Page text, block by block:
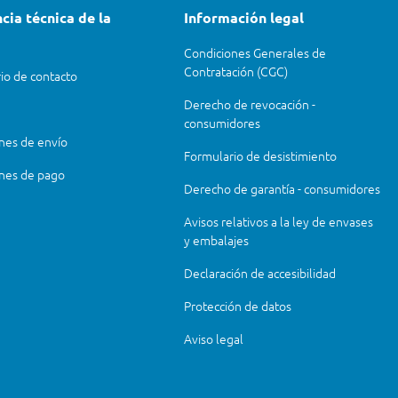
técnica de la
de contacto
de envío
de pago
Información legal
Condiciones Generales de
Contratación (CGC)
Derecho de revocación -
consumidores
Formulario de desistimiento
Derecho de garantía - consumidores
Avisos relativos a la ley de envases
y embalajes
Declaración de accesibilidad
Protección de datos
Aviso legal